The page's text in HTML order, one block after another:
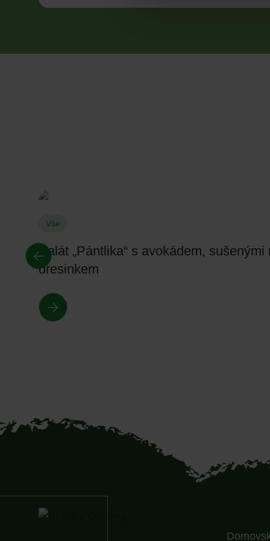
Vše
Salát „Pántlika“ s avokádem,
dresinkem